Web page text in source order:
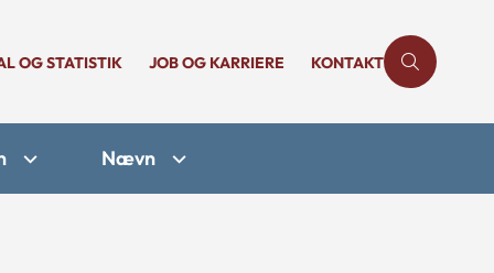
OG STATISTIK JOB OG KARRIERE KONTAKT
Nævn